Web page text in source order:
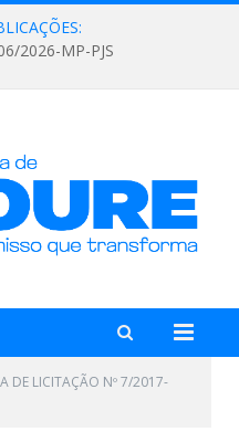
2026-MP-PJS
DE LICITAÇÃO Nº 7/2017-